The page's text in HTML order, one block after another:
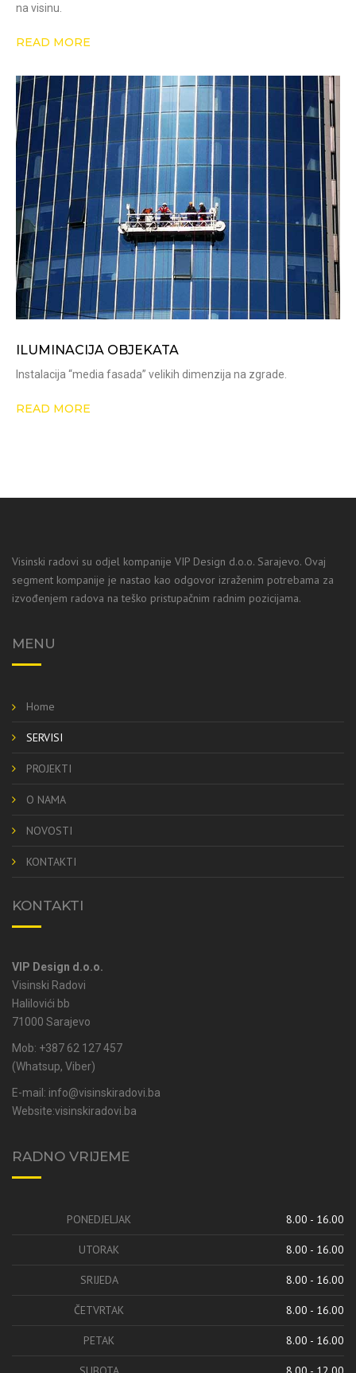
na visinu.
READ MORE
ILUMINACIJA OBJEKATA
Instalacija “media fasada” velikih dimenzija na zgrade.
READ MORE
Visinski radovi su odjel kompanije VIP Design d.o.o. Sarajevo. Ovaj
segment kompanije je nastao kao odgovor izraženim potrebama za
izvođenjem radova na teško pristupačnim radnim pozicijama.
MENU
Home
SERVISI
PROJEKTI
O NAMA
NOVOSTI
KONTAKTI
KONTAKTI
VIP Design d.o.o.
Visinski Radovi
Halilovići bb
71000 Sarajevo
Mob: +387 62 127 457
(Whatsup, Viber)
E-mail: info@visinskiradovi.ba
Website:visinskiradovi.ba
RADNO VRIJEME
PONEDJELJAK 8.00 - 16.00
UTORAK 8.00 - 16.00
SRIJEDA 8.00 - 16.00
ČETVRTAK 8.00 - 16.00
PETAK 8.00 - 16.00